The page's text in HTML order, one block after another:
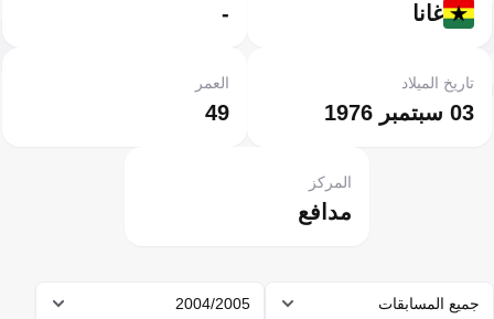
غانا -
03 سبتمبر 1976
تاريخ الميلاد
49
العمر
مدافع
المركز
جميع المسابقات 2004/2005